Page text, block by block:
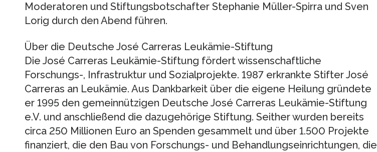
Moderatoren und Stiftungsbotschafter Stephanie Müller-Spirra und Sven
Lorig durch den Abend führen.
Über die Deutsche José Carreras Leukämie-Stiftung
Die José Carreras Leukämie-Stiftung fördert wissenschaftliche
Forschungs-, Infrastruktur und Sozialprojekte. 1987 erkrankte Stifter José
Carreras an Leukämie. Aus Dankbarkeit über die eigene Heilung gründete
er 1995 den gemeinnützigen Deutsche José Carreras Leukämie-Stiftung
e.V. und anschließend die dazugehörige Stiftung. Seither wurden bereits
circa 250 Millionen Euro an Spenden gesammelt und über 1.500 Projekte
finanziert, die den Bau von Forschungs- und Behandlungseinrichtungen, die